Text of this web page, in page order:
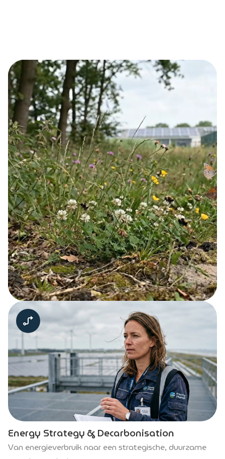
Duurzame diensten.
Van strategie tot
realisatie.
Energy Strategy & Decarbonisation
Van energieverbruik naar een strategische, duurzame